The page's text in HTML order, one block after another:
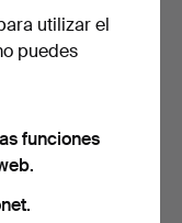
DE CUERO
utilizar el
puedes
funciones